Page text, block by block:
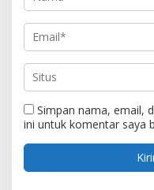
Simpan nama, email,
ini untuk komentar saya